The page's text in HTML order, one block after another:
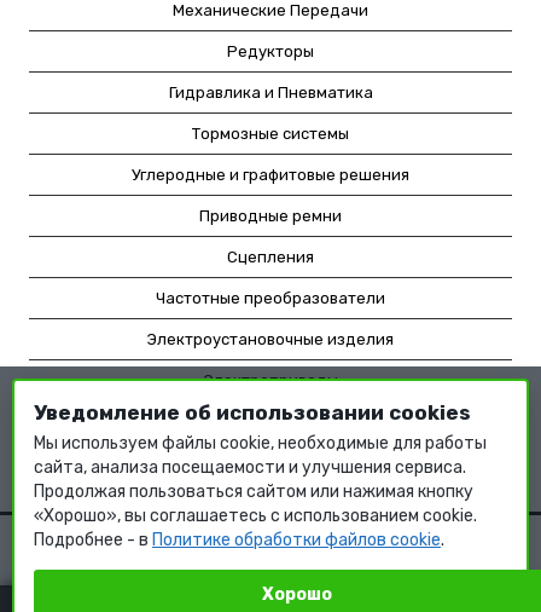
Механические Передачи
Редукторы
Гидравлика и Пневматика
Тормозные системы
Углеродные и графитовые решения
Приводные ремни
Сцепления
Частотные преобразователи
Электроустановочные изделия
Электроприводы
Насосное оборудование
Мотор-редукторы
Уведомление об использовании cookies
Мы используем файлы cookie, необходимые для работы
сайта, анализа посещаемости и улучшения сервиса.
Продолжая пользоваться сайтом или нажимая кнопку
«Хорошо», вы соглашаетесь с использованием cookie.
Подробнее - в Политике обработки файлов cookie.
Хорошо